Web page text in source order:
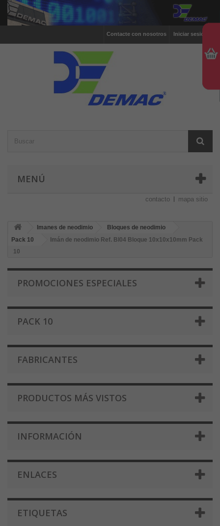
Iniciar sesión
Contacte con nosotros
MENÚ
contacto mapa sitio
Imanes de neodimio
Bloques de neodimio
Pack 10
Imán de neodimio Ref. Bl04 Bloque 10x10x10mm Pack
10
PROMOCIONES ESPECIALES
PACK 10
FABRICANTES
PRODUCTOS MÁS VISTOS
INFORMACIÓN
ENLACES
ETIQUETAS